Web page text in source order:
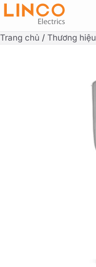
Trang chủ / Thương hiệu